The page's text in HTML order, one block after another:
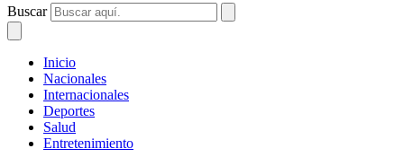
Buscar
Inicio
Nacionales
Internacionales
Deportes
Salud
Entretenimiento